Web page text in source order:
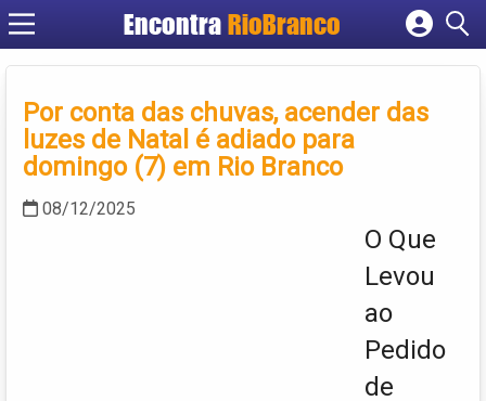
Encontra RioBranco
Cadastrar empresa
Criar conta
Por conta das chuvas, acender das
luzes de Natal é adiado para
domingo (7) em Rio Branco
08/12/2025
O Que
Levou
ao
Pedido
de